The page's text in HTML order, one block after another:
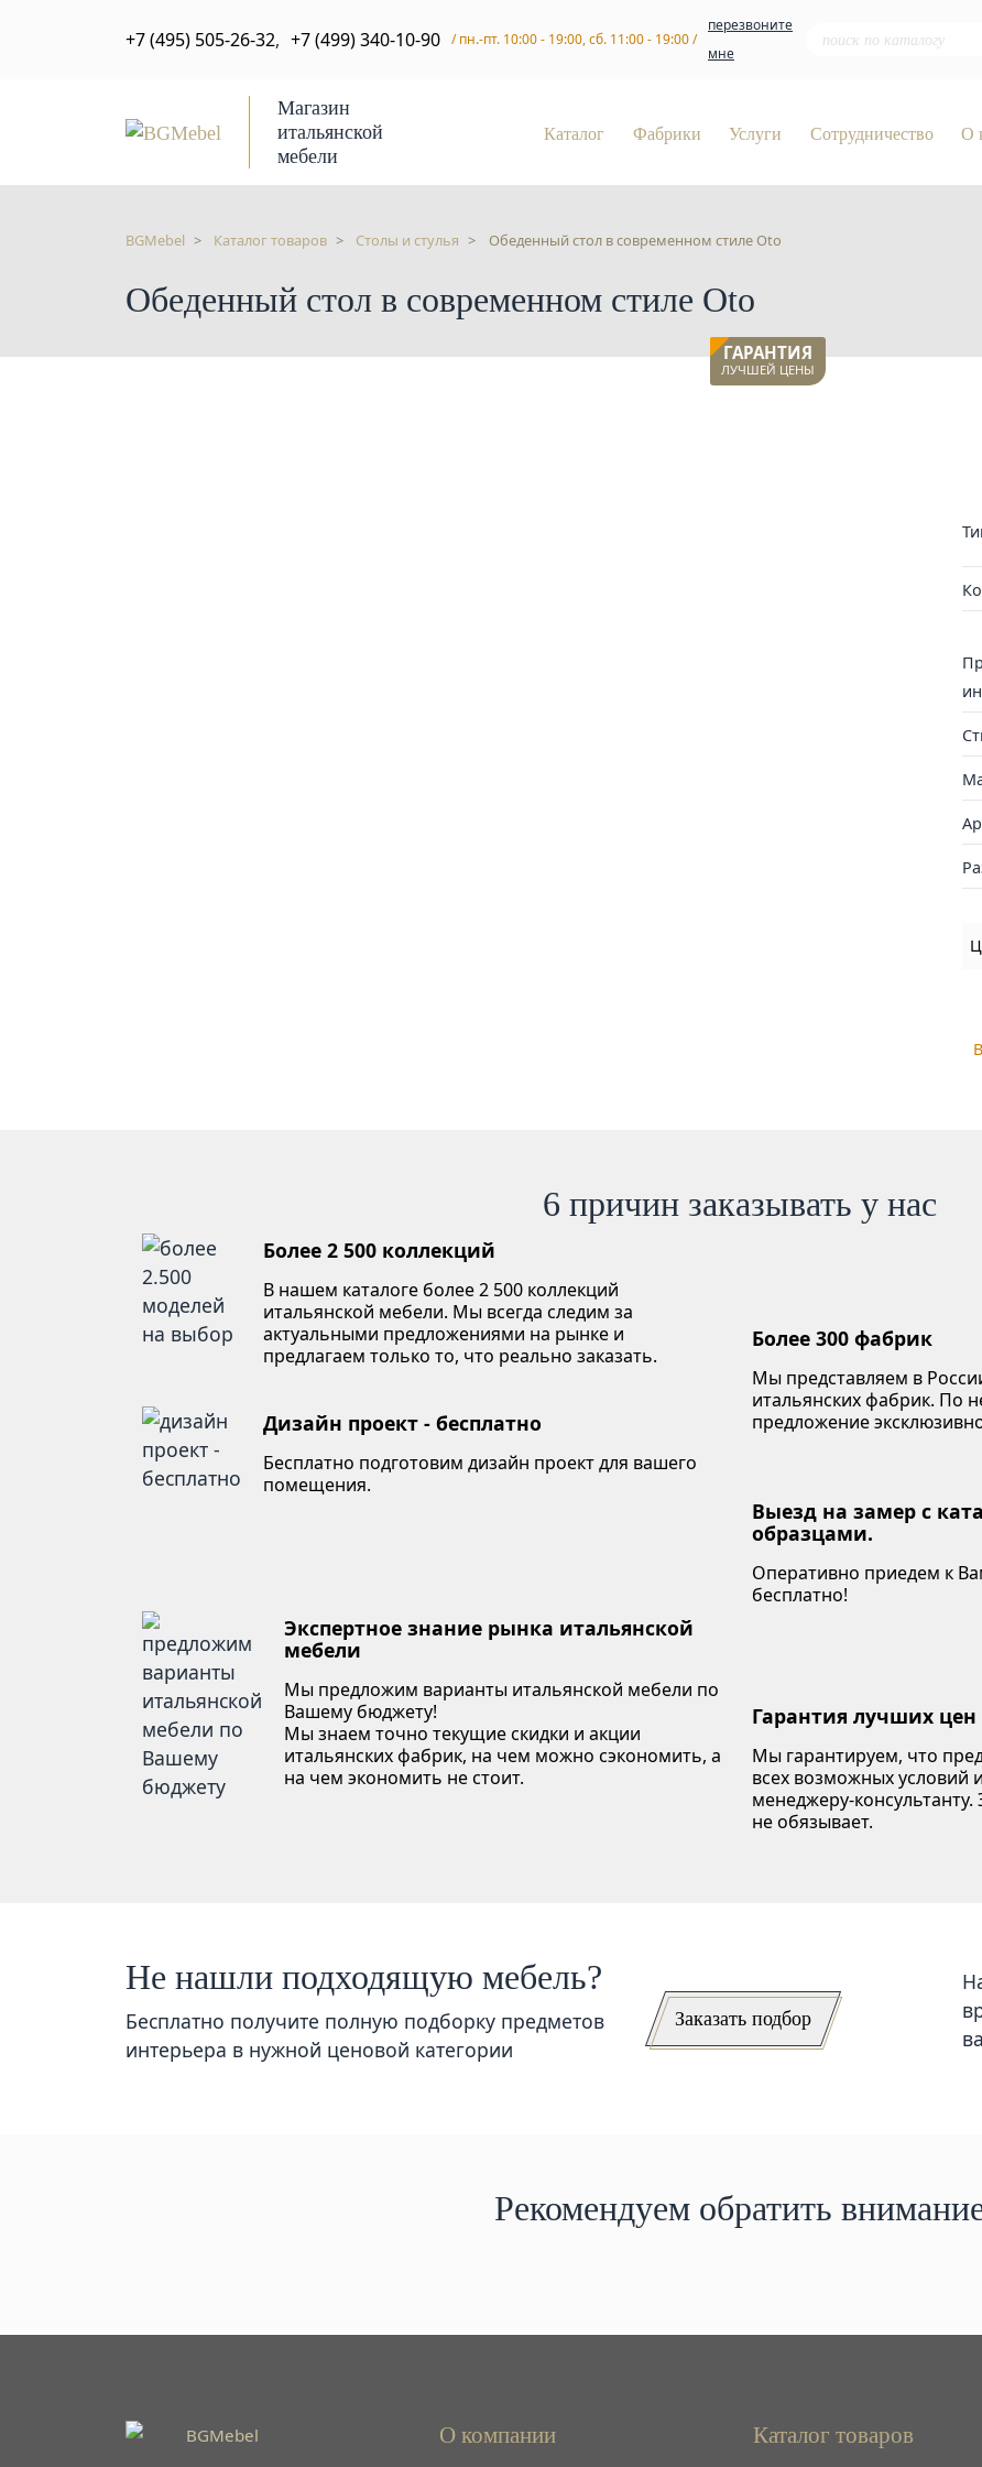
+7 (495) 505-26-32, +7 (499) 340-10-90 / пн.-пт. 10:00 - 19:00, сб. 11:00 - 19:00 /
перезвоните
мне
Магазин
итальянской
мебели
Каталог Фабрики Услуги Сотрудничество О
BGMebel Каталог товаров Столы и стулья Обеденный стол в современном стиле Oto
Обеденный стол в современном стиле Oto
ГАРАНТИЯ
ЛУЧШЕЙ ЦЕНЫ
6 причин заказывать у нас
Более 2 500 коллекций
В нашем каталоге более 2 500 коллекций
итальянской мебели. Мы всегда следим за
актуальными предложениями на рынке и
предлагаем только то, что реально заказать.
Более 300 фабрик
Мы представляем в
итальянских фабрик. По
предложение
Дизайн проект - бесплатно
Бесплатно подготовим дизайн проект для вашего
помещения.
Выезд на замер с
образцами.
Оперативно приедем к
бесплатно!
Экспертное знание рынка итальянской
мебели
Мы предложим варианты итальянской мебели по
Вашему бюджету!
Мы знаем точно текущие скидки и акции
итальянских фабрик, на чем можно сэкономить, а
на чем экономить не стоит.
Гарантия лучших цен
Мы гарантируем, что
всех возможных условий
менеджеру-
не обязывает.
Не нашли подходящую мебель?
Бесплатно получите полную подборку предметов
интерьера в нужной ценовой категории
Заказать подбор
Рекомендуем обратить
О компании Каталог товаров